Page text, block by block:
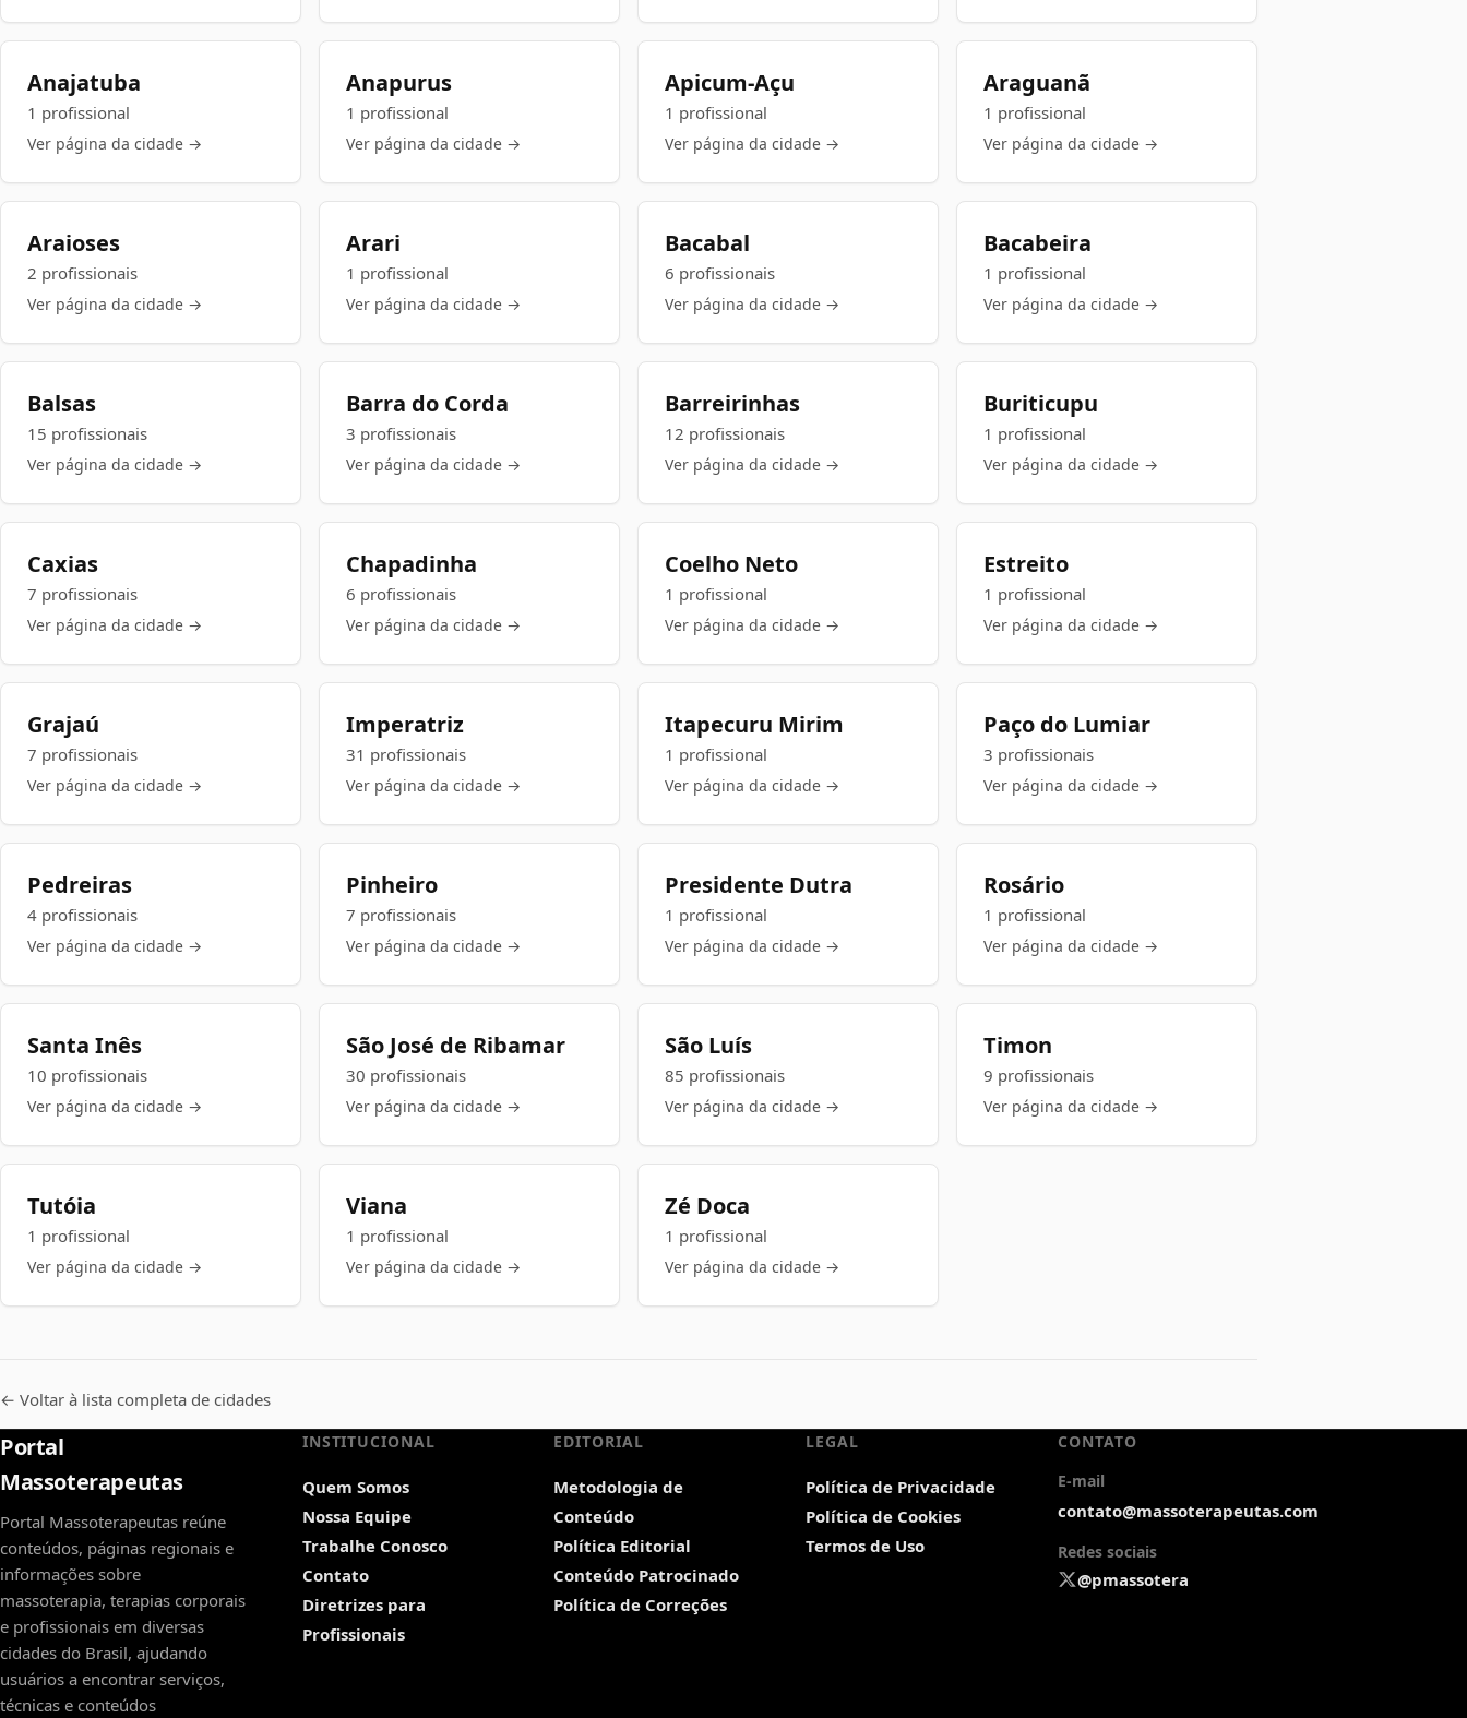
Anajatuba
1 profissional
Ver página da cidade →
Anapurus
1 profissional
Ver página da cidade →
Apicum-Açu
1 profissional
Ver página da cidade →
Araguanã
1 profissional
Ver página da cidade →
Araioses
2 profissionais
Ver página da cidade →
Arari
1 profissional
Ver página da cidade →
Bacabal
6 profissionais
Ver página da cidade →
Bacabeira
1 profissional
Ver página da cidade →
Balsas
15 profissionais
Ver página da cidade →
Barra do Corda
3 profissionais
Ver página da cidade →
Barreirinhas
12 profissionais
Ver página da cidade →
Buriticupu
1 profissional
Ver página da cidade →
Caxias
7 profissionais
Ver página da cidade →
Chapadinha
6 profissionais
Ver página da cidade →
Coelho Neto
1 profissional
Ver página da cidade →
Estreito
1 profissional
Ver página da cidade →
Grajaú
7 profissionais
Ver página da cidade →
Imperatriz
31 profissionais
Ver página da cidade →
Itapecuru Mirim
1 profissional
Ver página da cidade →
Paço do Lumiar
3 profissionais
Ver página da cidade →
Pedreiras
4 profissionais
Ver página da cidade →
Pinheiro
7 profissionais
Ver página da cidade →
Presidente Dutra
1 profissional
Ver página da cidade →
Rosário
1 profissional
Ver página da cidade →
Santa Inês
10 profissionais
Ver página da cidade →
São José de Ribamar
30 profissionais
Ver página da cidade →
São Luís
85 profissionais
Ver página da cidade →
Timon
9 profissionais
Ver página da cidade →
Tutóia
1 profissional
Ver página da cidade →
Viana
1 profissional
Ver página da cidade →
Zé Doca
1 profissional
Ver página da cidade →
← Voltar à lista completa de cidades
Portal
Massoterapeutas
Portal Massoterapeutas reúne
conteúdos, páginas regionais e
informações sobre
massoterapia, terapias corporais
e profissionais em diversas
cidades do Brasil, ajudando
usuários a encontrar serviços,
técnicas e conteúdos
INSTITUCIONAL
Quem Somos
Nossa Equipe
Trabalhe Conosco
Contato
Diretrizes para
Profissionais
EDITORIAL
Metodologia de
Conteúdo
Política Editorial
Conteúdo Patrocinado
Política de Correções
LEGAL
Política de Privacidade
Política de Cookies
Termos de Uso
CONTATO
E-mail
contato@massoterapeutas.com
Redes sociais
@pmassotera